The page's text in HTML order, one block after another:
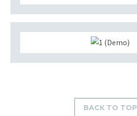
BACK TO TOP